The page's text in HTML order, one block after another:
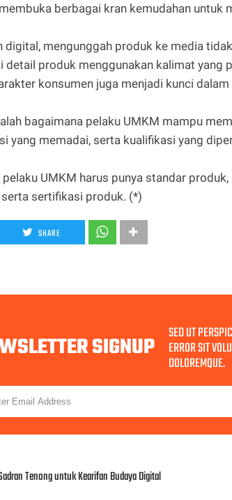
berbagai kran kemudahan untuk
digital, mengunggah produk ke media
detail produk menggunakan kalimat yang
konsumen juga menjadi kunci
bagaimana pelaku UMKM mampu
yang memadai, serta kualifikasi yang
pelaku UMKM harus punya standar
sertifikasi produk. (*)
SHARE
SIGNUP SED UT
ERROR SIT
DOLOREMQUE.
Tenong untuk Kearifan Budaya Digital